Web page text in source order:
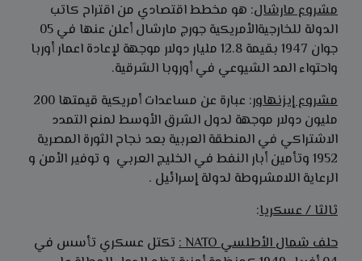
مشروع مارشال: هو مخطط اقتصادي من اقتراح كاتب
الدولة للخارجيةالأمريكية جورج مارشال أعلن عنها في 05
جوان 1947 بقيمة 12.8 مليار دولار موجهة لإعادة اعمار أوربا
واحتواء المد الشيوعي في أوروبا الشرقية.
مشروع إيزنهاور
: عبارة عن مساعدات أمريكية قيمتها 200
مليون دولار موجهة لدول الشرق الأوسط لمنع التمدد
الاشتراكي في المنطقة العربية بعد نجاح الثورة المصرية
1952 وتأمين أبار النفط في الخليج العربي و توفير الأمن و
الرعاية اللامشروطة لدولة إسرائيل .
ثالثا / عسكريا:
حلف شمال الأطلسيNATO
: تكتل عسكري تأسس في